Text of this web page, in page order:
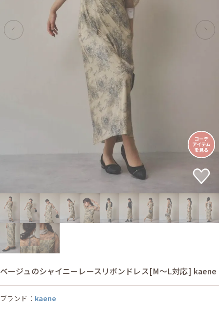
ベージュのシャイニーレースリボンドレス[M〜L対応] kaene
ブランド： kaene